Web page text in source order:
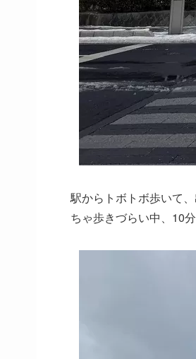
駅からトボトボ歩いて
ちゃ歩きづらい中、10